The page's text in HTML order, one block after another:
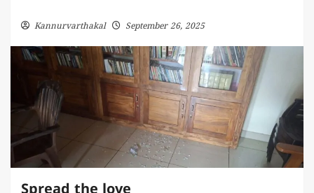
Kannurvarthakal September 26, 2025